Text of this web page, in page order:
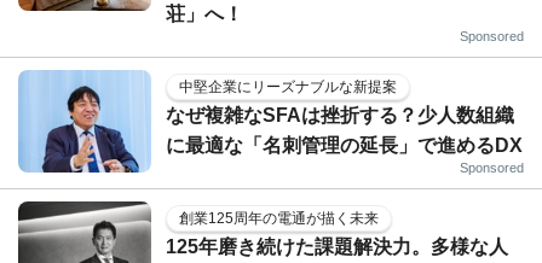
荘」へ！
Sponsored
中堅企業にリーズナブルな新提案
なぜ複雑なSFAは挫折する？少人数組織
に最適な「名刺管理の延長」で進めるDX
Sponsored
創業125周年の電通が描く未来
125年磨き続けた課題解決力。多様な人